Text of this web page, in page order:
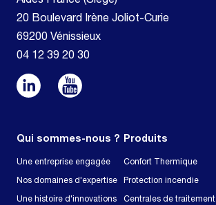
20 Boulevard Irène Joliot-Curie
69200 Vénissieux
04 12 39 20 30
Qui sommes-nous ?
Une entreprise engagée
Nos domaines d'expertise
Une histoire d'innovations
Produits
Confort Thermique
Protection incendie
Centrales de traitement